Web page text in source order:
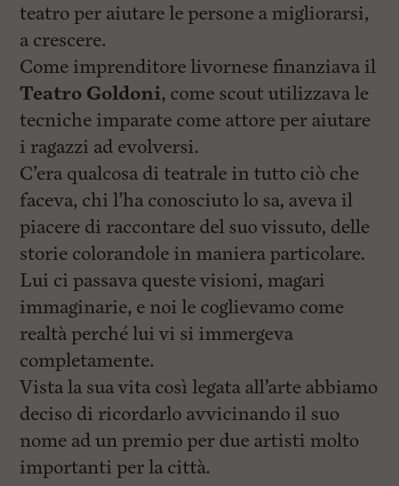
teatro per aiutare le persone a migliorarsi,
a crescere.
Come imprenditore livornese finanziava il
Teatro Goldoni, come scout utilizzava le
tecniche imparate come attore per aiutare
i ragazzi ad evolversi.
C’era qualcosa di teatrale in tutto ciò che
faceva, chi l’ha conosciuto lo sa, aveva il
piacere di raccontare del suo vissuto, delle
storie colorandole in maniera particolare.
Lui ci passava queste visioni, magari
immaginarie, e noi le coglievamo come
realtà perché lui vi si immergeva
completamente.
Vista la sua vita così legata all’arte abbiamo
deciso di ricordarlo avvicinando il suo
nome ad un premio per due artisti molto
importanti per la città.